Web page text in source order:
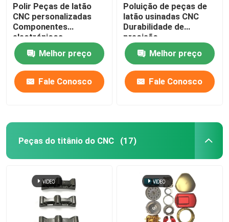
Polir Peças de latão
CNC personalizadas
Componentes
electrónicos
Melhor preço
Fale Conosco
Poluição de peças de
latão usinadas CNC
Durabilidade de
precisão
Melhor preço
Fale Conosco
Peças do titânio do CNC (17)